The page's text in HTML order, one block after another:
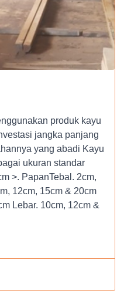
produk kayu
jangka panjang
yang abadi Kayu
ukuran standar
>. PapanTebal. 2cm,
12cm, 15cm & 20cm
Lebar. 10cm, 12cm &